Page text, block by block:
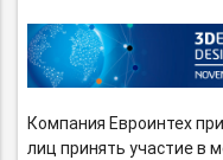
Компания Евроинтех
лиц принять участие в